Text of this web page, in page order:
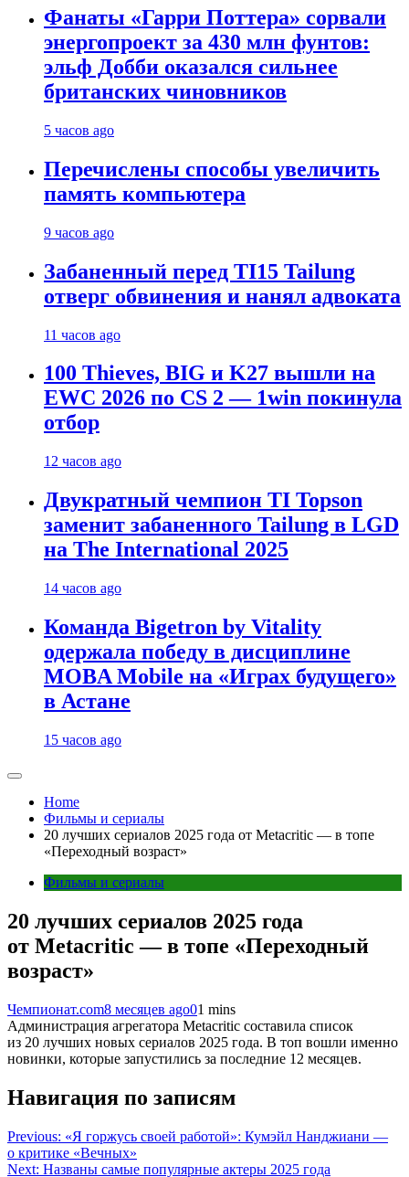
Фанаты «Гарри Поттера» сорвали
энергопроект за 430 млн фунтов:
эльф Добби оказался сильнее
британских чиновников
5 часов ago
Перечислены способы увеличить
память компьютера
9 часов ago
Забаненный перед TI15 Tailung
отверг обвинения и нанял адвоката
11 часов ago
100 Thieves, BIG и K27 вышли на
EWC 2026 по CS 2 — 1win покинула
отбор
12 часов ago
Двукратный чемпион TI Topson
заменит забаненного Tailung в LGD
на The International 2025
14 часов ago
Команда Bigetron by Vitality
одержала победу в дисциплине
MOBA Mobile на «Играх будущего»
в Астане
15 часов ago
Home
Фильмы и сериалы
20 лучших сериалов 2025 года от Metacritic — в топе
«Переходный возраст»
Фильмы и сериалы
20 лучших сериалов 2025 года
от Metacritic — в топе «Переходный
возраст»
Чемпионат.com8 месяцев ago01 mins
Администрация агрегатора Metacritic составила список
из 20 лучших новых сериалов 2025 года. В топ вошли именно
новинки, которые запустились за последние 12 месяцев.
Навигация по записям
Previous: «Я горжусь своей работой»: Кумэйл Нанджиани —
о критике «Вечных»
Next: Названы самые популярные актеры 2025 года